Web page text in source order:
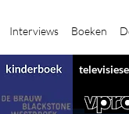
Interviews Boeken